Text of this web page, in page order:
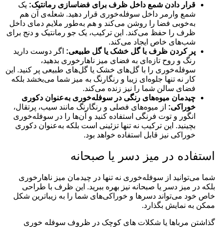
قرار دادن شمع داخل ظرف برای فضاسازی رمانتیک: یک
شمع وارمر داخل سوفله‌خوری قرار دهید. شعله‌ی آن هم
به‌خوبی فضا را روشن می‌کند و هم به‌طور ملایم دمای داخل
ظرف را حفظ می‌کند. این ترکیب، یک جو رمانتیک و دنج برای
شب‌های خاص ایجاد می‌کند.
پر کردن ظرف با گل خشک یا گل طبیعی: اگر دوست دارید
رنگ و روح تازه‌ای به فضای میز ناهارخوری بدهید،
سوفله‌خوری را با گل‌های خشک یا گل‌های طبیعی پر کنید. این
کار نه تنها جلوه‌ای زیبا و رنگارنگ به میز شما می‌بخشد بلکه
فضای سالن شما را نیز زنده می‌کند.
چیدمان میوه‌های رنگی در سوفله‌خوری به‌عنوان دکوری
خوراکی: از میوه‌های فصلی و رنگارنگ مانند سیب، پرتقال،
انگور و توت فرنگی استفاده کنید و آن‌ها را در سوفله‌خوری
بچینید. این ترکیب نه تنها تزئینی است بلکه به‌عنوان دکوری
خوراکی نیز قابل استفاده خواهد بود.
استفاده در میز دسر یا صبحانه
شما می‌توانید از سوفله‌خوری نه تنها در چیدمان میز ناهارخوری
بلکه در میز دسر یا صبحانه نیز بهره ببرید. این ظرف با طراحی
خاص خود می‌تواند دسرها و خوراکی‌های شما را به زیباترین شکل
ممکن به نمایش بگذارد.
گذاشتن مرباها یا شکلات های کوچک در ظروف سوفله خوری